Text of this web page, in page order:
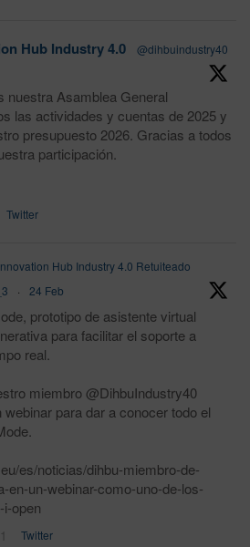
Hub Industry 4.0
@dihbuindustry40
nuestra Asamblea General
las actividades y cuentas de 2025 y
presupuesto 2026. Gracias a todos
participación.
Twitter
Hub Industry 4.0 Retuiteado
· 24 Feb
prototipo de asistente virtual
para facilitar el soporte a
real.
miembro @DihbuIndustry40
webinar para dar a conocer todo el
es/noticias/dihbu-miembro-de-
en-un-webinar-como-uno-de-los-
open
1 Twitter